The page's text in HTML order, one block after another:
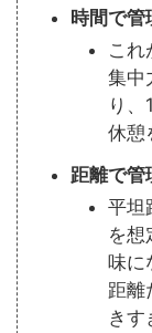
時間で管
これ
集中
り
休憩
距離で
平坦
を想
味に
距離
きす